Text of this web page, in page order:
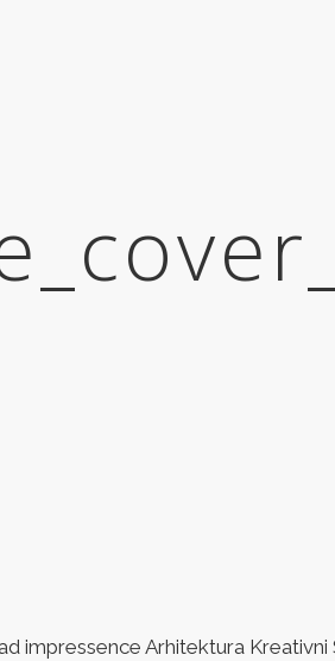
impressence Arhitektura